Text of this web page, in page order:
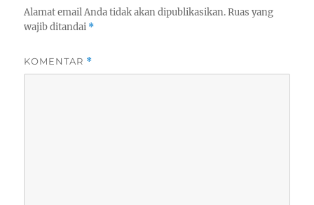
Alamat email Anda tidak akan dipublikasikan. Ruas yang
wajib ditandai *
KOMENTAR *